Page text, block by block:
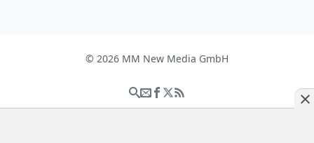
© 2026 MM New Media GmbH